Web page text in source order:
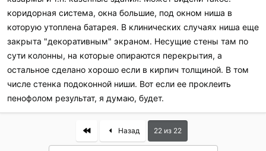
коридорная система, окна большие, под окном ниша в
которую утоплена батарея. В клинических случаях ниша еще
закрыта "декоративным" экраном. Несущие стены там по
сути колонны, на которые опираются перекрытия, а
остальное сделано хорошо если в кирпич толщиной. В том
числе стенка подоконной ниши. Вот если ее проклеить
пенофолом результат, я думаю, будет.
First Назад 22 из 22